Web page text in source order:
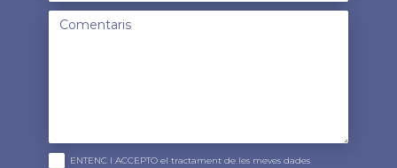
ENTENC I ACCEPTO el tractament de les meves dades